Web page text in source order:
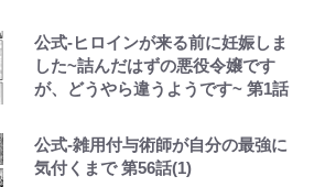
公式-ヒロインが来る前に妊娠しま
した~詰んだはずの悪役令嬢です
が、どうやら違うようです~ 第1話
公式-雑用付与術師が自分の最強に
気付くまで 第56話(1)
やってはいけない！「キャンプツー
リング」での「NGパッキング」7
選！ 安全＆快適につながる「荷物
「実体験レポ」
「危ない」「やめて」第1子妊娠中
の田中みな実、ゴリゴリヒール着用
に心配の声…ザックリ衣装にも意見
趣里「ショック」初めて語った“重
元衆院議員・山尾志桜里が語る誹謗
中傷動画…「計り知れない」切り抜
き落選運動の影響と今語る「保育園
FRUITS ZIPPER鎮西寿々歌が語る
｢お土産最高すぎ笑｣｢どうやって入
手？｣ブライトン帰還の三笘薫、同
僚に“ポケカ”をプレゼント！｢薫の
ュテル可愛すぎ｣
空の轍と大地の雲と 第1回
第3回 出版までの道のり・その2
浅草は日本の心だゾ
とうちゃんが出世するゾ
『ONE PIECE』今後の展開に絡ん
できそうな「意味深な表紙連載」
「神」エネルの月での展開に、元王
「BOSS×ポケモン30周年」第2弾